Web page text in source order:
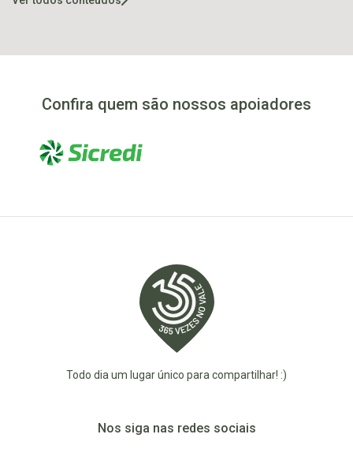
Confira quem são nossos apoiadores
Todo dia um lugar único para compartilhar! :)
Nos siga nas redes sociais